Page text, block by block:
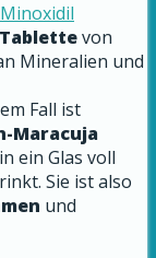
von
Mineralien und
Fall ist
Maracuja
in ein Glas voll
Sie ist also
und